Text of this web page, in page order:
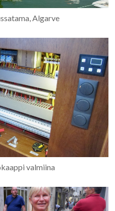
Algarve
valmiina